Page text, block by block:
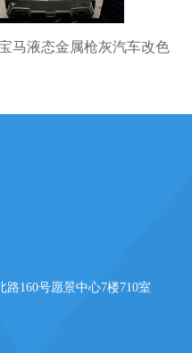
马液态金属枪灰汽车改色
160号愿景中心7楼710室